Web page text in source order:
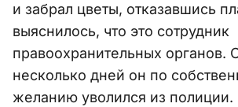
и забрал цветы, отказавшись
выяснилось, что это сотрудник
правоохранительных органов.
несколько дней он по
желанию уволился из полиции.